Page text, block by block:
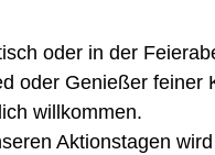
oder in der
oder Genießer feiner
willkommen.
Aktionstagen wird